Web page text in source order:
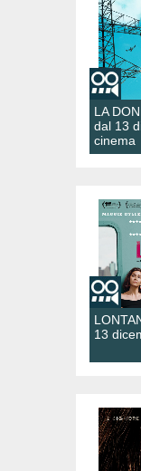
LA
dal 13
cinema
13